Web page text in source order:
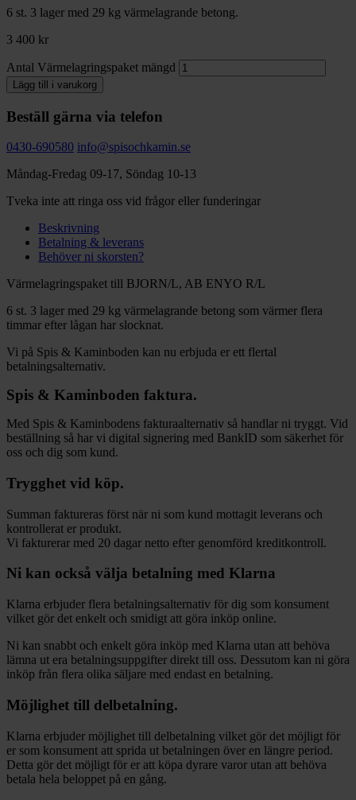
6 st. 3 lager med 29 kg värmelagrande betong.
3 400 kr
Antal Värmelagringspaket mängd
Lägg till i varukorg
Beställ gärna via telefon
0430-690580 info@spisochkamin.se
Måndag-Fredag 09-17, Söndag 10-13
Tveka inte att ringa oss vid frågor eller funderingar
Beskrivning
Betalning & leverans
Behöver ni skorsten?
Värmelagringspaket till BJORN/L, AB ENYO R/L
6 st. 3 lager med 29 kg värmelagrande betong som värmer flera
timmar efter lågan har slocknat.
Vi på Spis & Kaminboden kan nu erbjuda er ett flertal
betalningsalternativ.
Spis & Kaminboden faktura.
Med Spis & Kaminbodens fakturaalternativ så handlar ni tryggt. Vid
beställning så har vi digital signering med BankID som säkerhet för
oss och dig som kund.
Trygghet vid köp.
Summan faktureras först när ni som kund mottagit leverans och
kontrollerat er produkt.
Vi fakturerar med 20 dagar netto efter genomförd kreditkontroll.
Ni kan också välja betalning med Klarna
Klarna erbjuder flera betalningsalternativ för dig som konsument
vilket gör det enkelt och smidigt att göra inköp online.
Ni kan snabbt och enkelt göra inköp med Klarna utan att behöva
lämna ut era betalningsuppgifter direkt till oss. Dessutom kan ni göra
inköp från flera olika säljare med endast en betalning.
Möjlighet till delbetalning.
Klarna erbjuder möjlighet till delbetalning vilket gör det möjligt för
er som konsument att sprida ut betalningen över en längre period.
Detta gör det möjligt för er att köpa dyrare varor utan att behöva
betala hela beloppet på en gång.